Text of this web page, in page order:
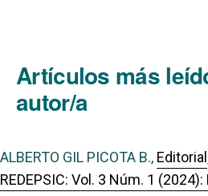
Artículos más
autor/a
ALBERTO GIL PICOTA B., Editorial
REDEPSIC: Vol. 3 Núm. 1 (2024):